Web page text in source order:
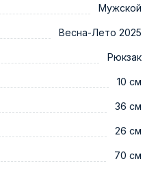
Мужской
Весна-Лето 2025
Рюкзак
10 см
36 см
26 см
70 см